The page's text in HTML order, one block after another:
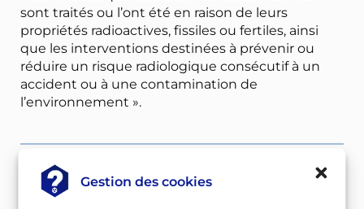
Gestion des cookies
sont traités ou l’ont été en raison de leurs
propriétés radioactives, fissiles ou fertiles, ainsi
que les interventions destinées à prévenir ou
réduire un risque radiologique consécutif à un
accident ou à une contamination de
l’environnement ».
Accélérateur